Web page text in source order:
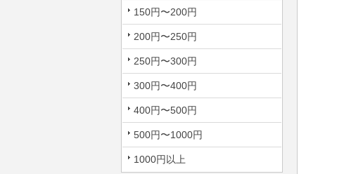
150円〜200円
200円〜250円
250円〜300円
300円〜400円
400円〜500円
500円〜1000円
1000円以上